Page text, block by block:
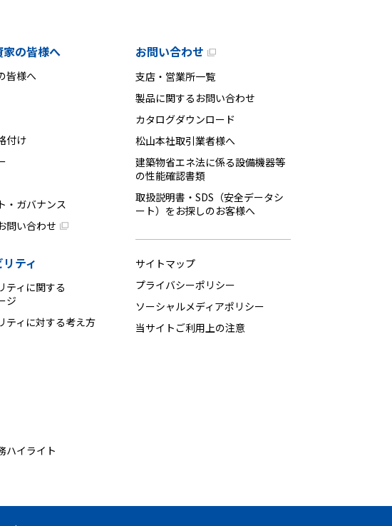
の皆様へ
皆様へ
付け
・ガバナンス
問い合わせ
ティ
ティに関する
ジ
ティに対する考え方
ハイライト
お問い合わせ
支店・営業所一覧
製品に関するお問い合わせ
カタログダウンロード
松山本社取引業者様へ
建築物省エネ法に係る設備機器等
の性能確認書類
取扱説明書・SDS（安全データシ
ート）をお探しのお客様へ
サイトマップ
プライバシーポリシー
ソーシャルメディアポリシー
当サイトご利用上の注意